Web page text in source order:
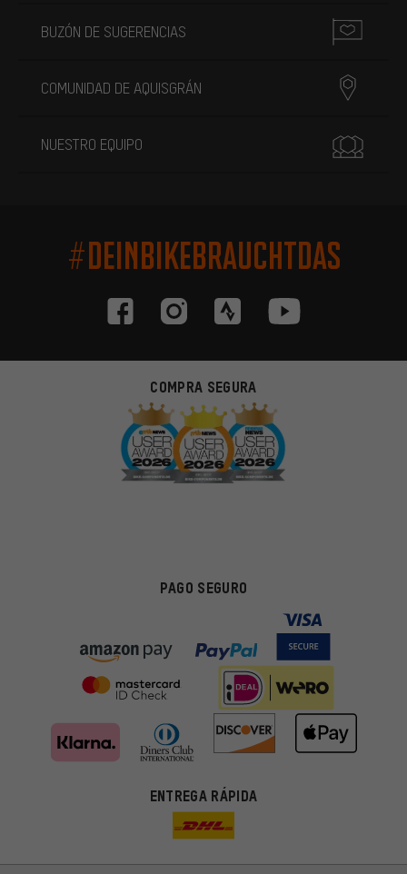
BUZÓN DE SUGERENCIAS
COMUNIDAD DE AQUISGRÁN
NUESTRO EQUIPO
#DEINBIKEBRAUCHTDAS
COMPRA SEGURA
PAGO SEGURO
ENTREGA RÁPIDA